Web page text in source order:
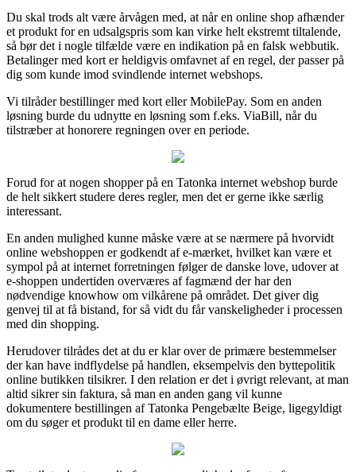
Du skal trods alt være årvågen med, at når en online shop afhænder
et produkt for en udsalgspris som kan virke helt ekstremt tiltalende,
så bør det i nogle tilfælde være en indikation på en falsk webbutik.
Betalinger med kort er heldigvis omfavnet af en regel, der passer på
dig som kunde imod svindlende internet webshops.
Vi tilråder bestillinger med kort eller MobilePay. Som en anden
løsning burde du udnytte en løsning som f.eks. ViaBill, når du
tilstræber at honorere regningen over en periode.
Forud for at nogen shopper på en Tatonka internet webshop burde
de helt sikkert studere deres regler, men det er gerne ikke særlig
interessant.
En anden mulighed kunne måske være at se nærmere på hvorvidt
online webshoppen er godkendt af e-mærket, hvilket kan være et
sympol på at internet forretningen følger de danske love, udover at
e-shoppen undertiden overværes af fagmænd der har den
nødvendige knowhow om vilkårene på området. Det giver dig
genvej til at få bistand, for så vidt du får vanskeligheder i processen
med din shopping.
Herudover tilrådes det at du er klar over de primære bestemmelser
der kan have indflydelse på handlen, eksempelvis den byttepolitik
online butikken tilsikrer. I den relation er det i øvrigt relevant, at man
altid sikrer sin faktura, så man en anden gang vil kunne
dokumentere bestillingen af Tatonka Pengebælte Beige, ligegyldigt
om du søger et produkt til en dame eller herre.